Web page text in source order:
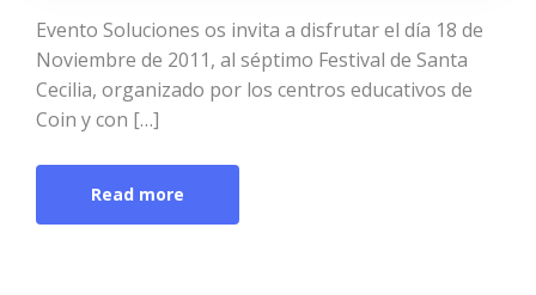
Evento Soluciones os invita a disfrutar el día 18 de
Noviembre de 2011, al séptimo Festival de Santa
Cecilia, organizado por los centros educativos de
Coin y con […]
Read more